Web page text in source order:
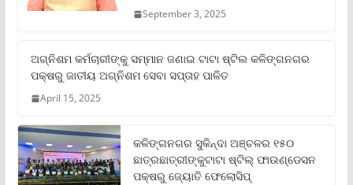
September 3, 2025
ଅଗ୍ନିଶମ କର୍ମଚାରୀଙ୍କୁ ସମ୍ମାନ ଜଣାଇ ଟାଟା ଷ୍ଟିଲ କଳିଙ୍ଗନଗର
ପକ୍ଷରୁ ଜାତୀୟ ଅଗ୍ନିଶମ ସେବା ସପ୍ତାହ ପାଳିତ
April 15, 2025
କଳିଙ୍ଗନଗର ସୁକିନ୍ଦା ଅଞ୍ଚଳର ୧୫୦
ଛାତ୍ରଛାତ୍ରୀଙ୍କୁଟାଟା ଷ୍ଟିଲ୍ ଫାଉଣ୍ଡେସନ
ପକ୍ଷରୁ ଜ୍ୟୋତି ଫେଲୋସିପ୍‌